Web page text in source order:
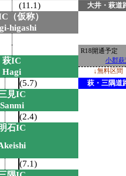
(11.1)
大井・萩道
（仮称）
higashi
R18開通予定
萩IC 小郡萩
Hagi ↓無料区間
(5.7) 萩・三隅道
見IC
Sanmi
(2.4)
石IC
(7.1)